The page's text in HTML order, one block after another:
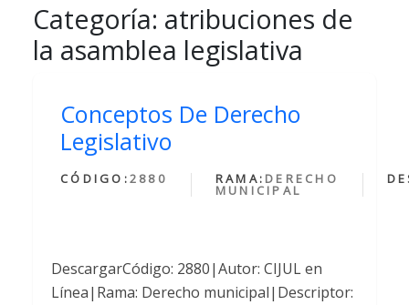
Categoría: atribuciones de
la asamblea legislativa
Conceptos De Derecho
Legislativo
CÓDIGO:2880 RAMA: DERECHO
MUNICIPAL
DescargarCódigo: 2880|Autor: CIJUL en
Línea|Rama: Derecho municipal|Descriptor: